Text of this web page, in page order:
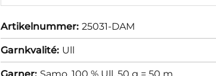
Artikelnummer: 25031-DAM
Garnkvalité: Ull
Garner: Samo, 100 % Ull, 50 g = 50 m